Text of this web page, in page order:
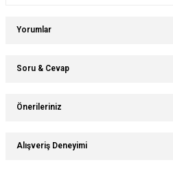
Yorumlar
Soru & Cevap
Önerileriniz
Bu ürünün fiyat bilgisi, resim, ürün
yetersiz gördüğünüz noktaları öneri
Alışveriş Deneyimi